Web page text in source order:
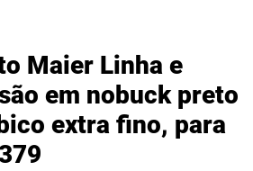
Maier Linha e
em nobuck preto
extra fino, para